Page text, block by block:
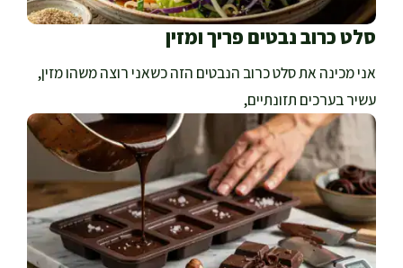
סלט כרוב נבטים פריך ומזין
אני מכינה את סלט כרוב הנבטים הזה כשאני רוצה משהו מזין,
עשיר בערכים תזונתיים,